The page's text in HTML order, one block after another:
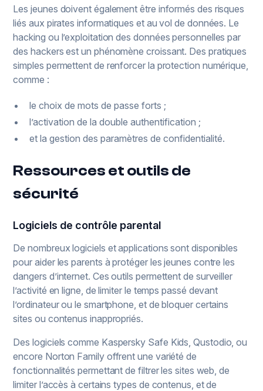
Les jeunes doivent également être informés des risques
liés aux pirates informatiques et au vol de données. Le
hacking ou l’exploitation des données personnelles par
des hackers est un phénomène croissant. Des pratiques
simples permettent de renforcer la protection numérique,
comme :
le choix de mots de passe forts ;
l’activation de la double authentification ;
et la gestion des paramètres de confidentialité.
Ressources et outils de
sécurité
Logiciels de contrôle parental
De nombreux logiciels et applications sont disponibles
pour aider les parents à protéger les jeunes contre les
dangers d’internet. Ces outils permettent de surveiller
l’activité en ligne, de limiter le temps passé devant
l’ordinateur ou le smartphone, et de bloquer certains
sites ou contenus inappropriés.
Des logiciels comme Kaspersky Safe Kids, Qustodio, ou
encore Norton Family offrent une variété de
fonctionnalités permettant de filtrer les sites web, de
limiter l’accès à certains types de contenus, et de